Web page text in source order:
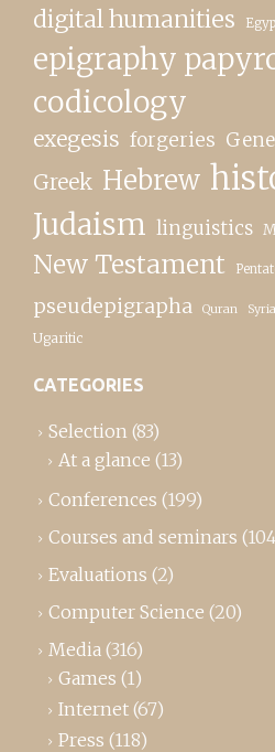
digital humanities
epigraphy
codicology
exegesis forgeries
Greek Hebrew
Judaism linguistics
New Testament
pseudepigrapha Quran
Ugaritic
CATEGORIES
Selection (83)
At a glance (13)
Conferences (199)
Courses and seminars
Evaluations (2)
Computer Science (20)
Media (316)
Games (1)
Internet (67)
Press (118)